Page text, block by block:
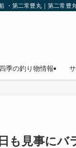
・第二常豊丸｜第二常
四季の釣り物情報
も見事にバ